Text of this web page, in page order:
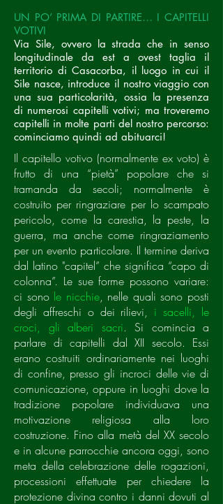
UN PO’ PRIMA DI PARTIRE… I CAPITELLI
VOTIVI
Via Sile, ovvero la strada che in senso
longitudinale da est a ovest taglia il
territorio di Casacorba, il luogo in cui il
Sile nasce, introduce il nostro viaggio con
una sua particolarità, ossia la presenza
di numerosi capitelli votivi; ma troveremo
capitelli in molte parti del nostro percorso:
cominciamo quindi ad abituarci!
Il capitello votivo (normalmente ex voto) è
frutto di una “pietà” popolare che si
tramanda da secoli; normalmente è
costruito per ringraziare per lo scampato
pericolo, come la carestia, la peste, la
guerra, ma anche come ringraziamento
per un evento particolare. Il termine deriva
dal latino "capitel” che significa “capo di
colonna”. Le sue forme possono variare:
ci sono le nicchie, nelle quali sono posti
degli affreschi o dei rilievi, i sacelli, le
croci, gli alberi sacri. Si comincia a
parlare di capitelli dal XII secolo. Essi
erano costruiti ordinariamente nei luoghi
di confine, presso gli incroci delle vie di
comunicazione, oppure in luoghi dove la
tradizione popolare individuava una
motivazione religiosa alla loro
costruzione. Fino alla metà del XX secolo
e in alcune parrocchie ancora oggi, sono
meta della celebrazione delle rogazioni,
processioni effettuate per chiedere la
protezione divina contro i danni dovuti al